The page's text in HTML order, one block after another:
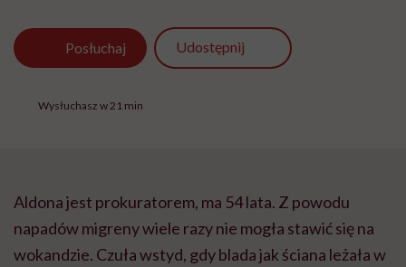
Posłuchaj Udostępnij
Wysłuchasz w 21 min
Aldona jest prokuratorem, ma 54 lata. Z powodu
napadów migreny wiele razy nie mogła stawić się na
wokandzie. Czuła wstyd, gdy blada jak ściana leżała w